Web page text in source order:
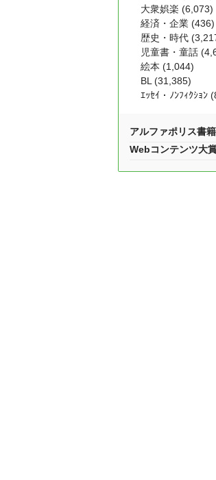
大衆娯楽 (6,073)
経済・企業 (436)
歴史・時代
児童書・童話
絵本 (1,044)
BL (31,385)
ｴｯｾｲ・ﾉﾝﾌｨｸｼｮﾝ
アルファポリス書
Webコンテンツ大